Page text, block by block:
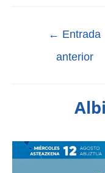
← Entrada
anterior